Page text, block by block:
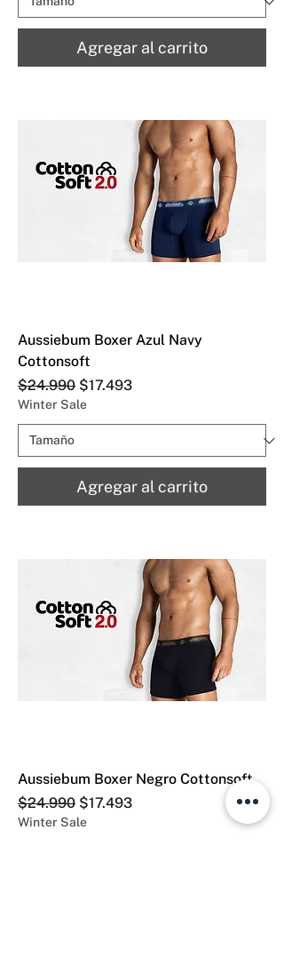
Agregar al carrito
Aussiebum Boxer Azul Navy
Cottonsoft
Precio
$24.990 Precio de oferta
$17.493
Winter Sale
Agregar al carrito
Aussiebum Boxer Negro Cottonsoft
Precio
$24.990 Precio de oferta
$17.493
Winter Sale